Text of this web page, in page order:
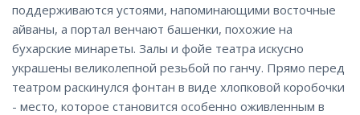
поддерживаются устоями, напоминающими восточные
айваны, а портал венчают башенки, похожие на
бухарские минареты. Залы и фойе театра искусно
украшены великолепной резьбой по ганчу. Прямо перед
театром раскинулся фонтан в виде хлопковой коробочки
- место, которое становится особенно оживленным в